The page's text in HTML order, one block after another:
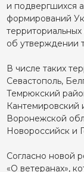
и подвергшихся
формирований
об утверждении
В числе таких
Севастополь,
Темрюкский
Воронежской
Новороссийск и
Согласно новой
«О ветеранах»,